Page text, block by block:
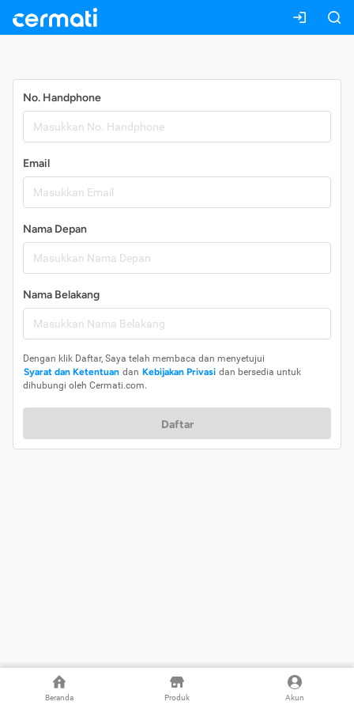
Beranda Produk Akun
No. Handphone
Email
Nama Depan
Nama Belakang
Dengan klik Daftar, Saya telah membaca dan menyetujui
Syarat dan Ketentuan dan Kebijakan Privasi dan bersedia untuk
dihubungi oleh Cermati.com.
Daftar